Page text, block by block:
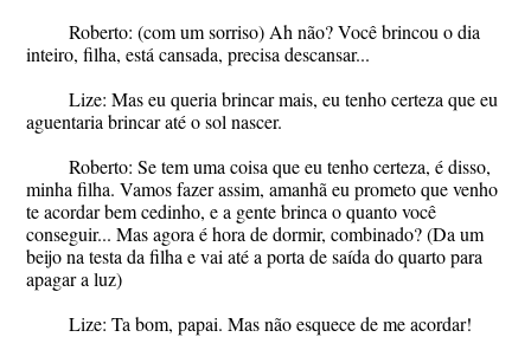
Roberto: (com um sorriso) Ah não? Você brincou o dia
inteiro, filha, está cansada, precisa descansar...
Lize: Mas eu queria brincar mais, eu tenho certeza que eu
aguentaria brincar até o sol nascer.
Roberto: Se tem uma coisa que eu tenho certeza, é disso,
minha filha. Vamos fazer assim, amanhã eu prometo que venho
te acordar bem cedinho, e a gente brinca o quanto você
conseguir... Mas agora é hora de dormir, combinado? (Da um
beijo na testa da filha e vai até a porta de saída do quarto para
apagar a luz)
Lize: Ta bom, papai. Mas não esquece de me acordar!